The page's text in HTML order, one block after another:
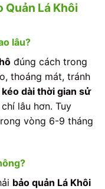
Quản Lá Khôi
lâu?
đúng cách trong
thoáng mát, tránh
kéo dài thời gian sử
lâu hơn. Tuy
vòng 6-9 tháng
bảo quản Lá Khôi